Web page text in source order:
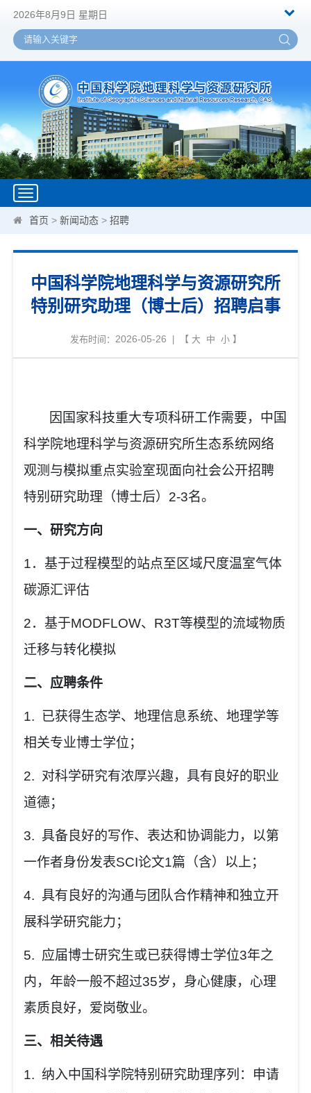
2026年8月9日 星期日
Toggle
navigation
首页 >新闻动态 >招聘
中国科学院地理科学与资源研究所
特别研究助理（博士后）招聘启事
发布时间： 2026-05-26 | 【 大 中 小】
因国家科技重大专项科研工作需要，中国
科学院地理科学与资源研究所生态系统网络
观测与模拟重点实验室现面向社会公开招聘
特别研究助理（博士后） 2-3名。
一、研究方向
1．基于过程模型的站点至区域尺度温室气体
碳源汇评估
2．基于MODFLOW、 R3T等模型的流域物质
迁移与转化模拟
二、应聘条件
1. 已获得生态学、地理信息系统、地理学等
相关专业博士学位；
2. 对科学研究有浓厚兴趣，具有良好的职业
道德；
3. 具备良好的写作、表达和协调能力，以第
一作者身份发表SCI论文1篇（含）以上；
4. 具有良好的沟通与团队合作精神和独立开
展科学研究能力；
5. 应届博士研究生或已获得博士学位3年之
内，年龄一般不超过35岁，身心健康，心理
素质良好，爱岗敬业。
三、相关待遇
1.纳入中国科学院特别研究助理序列：申请